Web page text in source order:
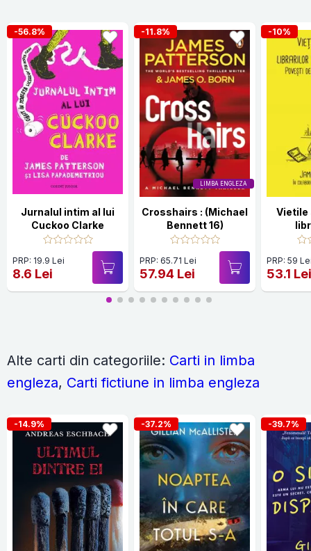
-56.8%
Jurnalul intim al lui
Cuckoo Clarke
PRP: 19.9 Lei
8.6 Lei
LIMBA ENGLEZA
-11.8%
Crosshairs : (Michael
Bennett 16)
PRP: 65.71 Lei
57.94 Lei
-10%
Vietile
PRP: 59
53.1
Alte carti din categoriile: Carti in limba
engleza, Carti fictiune in limba engleza
-14.9% -37.2% -39.7%